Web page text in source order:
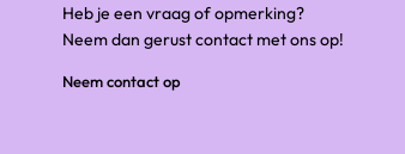
Heb je een vraag of opmerking?
Neem dan gerust contact met ons op!
Neem contact op